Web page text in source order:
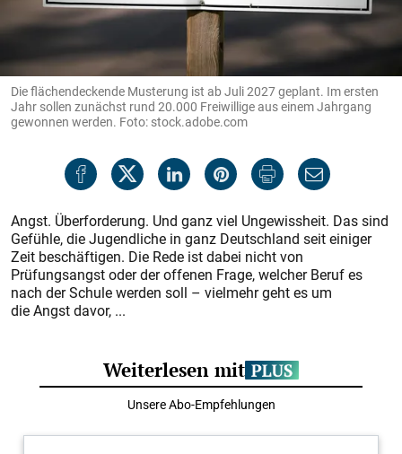
Die flächendeckende Musterung ist ab Juli 2027 geplant. Im ersten
Jahr sollen zunächst rund 20.000 Freiwillige aus einem Jahrgang
gewonnen werden. Foto: stock.adobe.com
Angst. Überforderung. Und ganz viel Ungewissheit. Das sind
Gefühle, die Jugendliche in ganz Deutschland seit einiger
Zeit beschäftigen. Die Rede ist dabei nicht von
Prüfungsangst oder der offenen Frage, welcher Beruf es
nach der Schule werden soll – vielmehr geht es um
die Angst davor, ...